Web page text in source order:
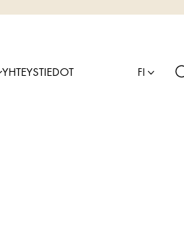
YHTEYSTIEDOT FI